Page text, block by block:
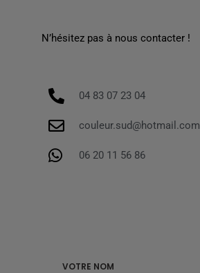
N’hésitez pas à nous contacter !
04 83 07 23 04
couleur.sud@hotmail.com
06 20 11 56 86
VOTRE NOM